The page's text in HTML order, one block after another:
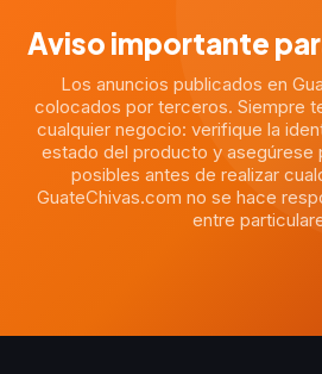
Aviso importante
Los anuncios publicados en
colocados por terceros. Siempre
cualquier negocio: verifique la
estado del producto y asegúrese
posibles antes de realizar
GuateChivas.com no se hace
entre